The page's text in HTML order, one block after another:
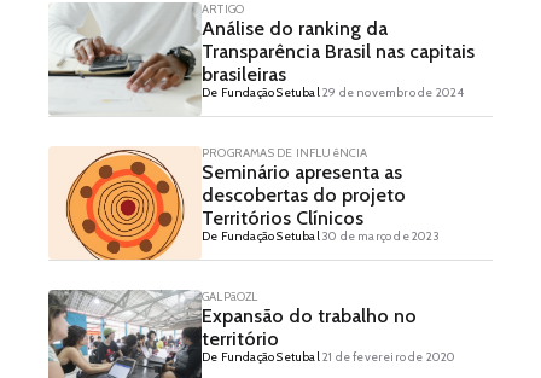
ARTIGO
Análise do ranking da
Transparência Brasil nas capitais
brasileiras
De Fundação Setubal29 de novembro de 2024
PROGRAMAS DE INFLUêNCIA
Seminário apresenta as
descobertas do projeto
Territórios Clínicos
De Fundação Setubal30 de março de 2023
GALPãOZL
Expansão do trabalho no
território
De Fundação Setubal21 de fevereiro de 2020